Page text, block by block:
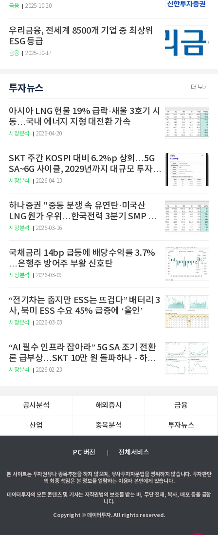
금융 2025-10-20
우리금융, 전세계 8500개 기업 중 최상위
ESG 등급
금융 2025-10-17
투자뉴스 더보기
아시아 LNG 현물 19% 급락·새울 3호기 시
동…국내 에너지 지형 대전환 가속
시장분석 2026-04-20
SKT 주간 KOSPI 대비 6.2%p 상회…5G
SA~6G 사이클, 2029년까지 대규모 투자
예고
시장분석 2026-04-13
하나증권 "중동 분쟁 속 유연탄·미국산
LNG 원가 우위…한국전력 3분기 SMP 상
승 전망"
시장분석 2026-03-16
국채금리 14bp 급등에 배당수익률 3.7%
…은행주 방어주 부활 신호탄
시장분석 2026-03-09
“전기차는 춥지만 ESS는 뜨겁다” 배터리 3
사, 북미 ESS 수요 45% 급증에 ‘올인’
시장분석 2026-03-03
“AI 필수 인프라 잡아라” 5G SA 조기 전환
론 급부상…SKT 10만 원 돌파하나 - 하나
증권
시장분석 2026-02-23
공시분석 해외증시 금융
산업 종목분석 투자뉴스
PC 버전 전체서비스
본 사이트는 투자권유나 종목추천을 하지 않으며, 유사투자자문업을 영위하지 않습니다. 투자판단
의 최종 책임은 본 정보를 열람하는 이용자 본인에게 있습니다.
데이터투자의 모든 콘텐츠 및 기사는 저작권법의 보호를 받는 바, 무단 전재, 복사, 배포 등을 금합
니다.
Copyright © 데이터투자. All rights reserved.